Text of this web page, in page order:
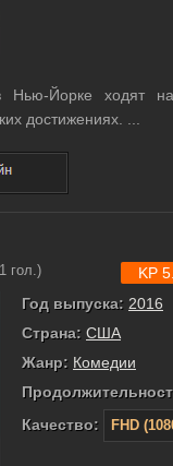
Нью-Йорке ходят
достижениях. ...
гол.)
Год выпуска: 2016
Страна: США
Жанр: Комедии
Качество:
FHD
KP